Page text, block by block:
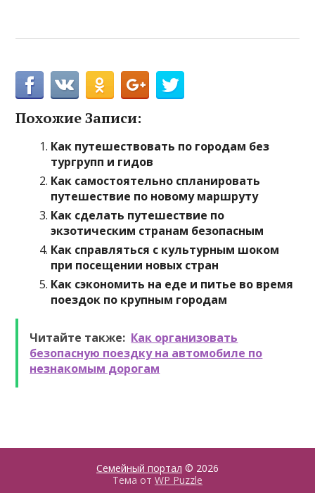
Похожие Записи:
Как путешествовать по городам без
тургрупп и гидов
Как самостоятельно спланировать
путешествие по новому маршруту
Как сделать путешествие по
экзотическим странам безопасным
Как справляться с культурным шоком
при посещении новых стран
Как сэкономить на еде и питье во время
поездок по крупным городам
Читайте также: Как организовать
безопасную поездку на автомобиле по
незнакомым дорогам
Семейный портал © 2026
Тема от WP Puzzle